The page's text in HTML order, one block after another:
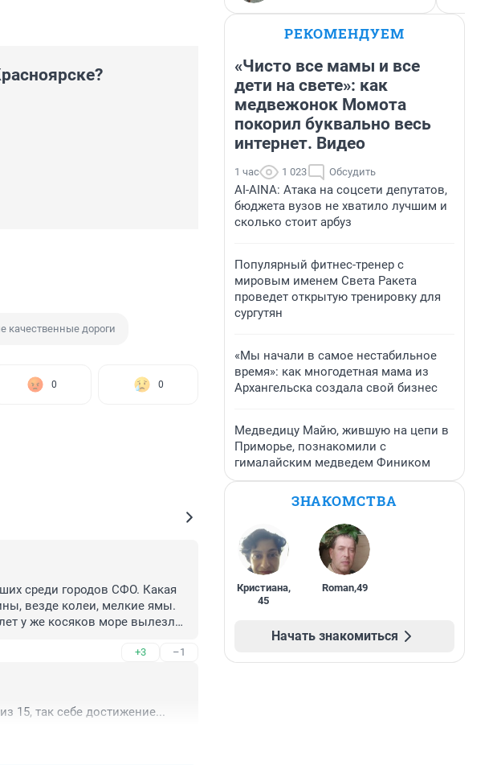
качественные дороги
0 0
среди городов СФО. Какая
везде колеи, мелкие ямы.
у же косяков море вылезло,
косяков больше. Отдельное
мэр и отсутствие
и
+3 –1
15, так себе достижение...
РЕКОМЕНДУЕМ
«Чисто все мамы и все
дети на свете»: как
медвежонок Момота
покорил буквально весь
интернет. Видео
1 час 1 023 Обсудить
AI-AINA: Атака на соцсети депутатов,
бюджета вузов не хватило лучшим и
сколько стоит арбуз
Популярный фитнес-тренер с
мировым именем Света Ракета
проведет открытую тренировку для
сургутян
«Мы начали в самое нестабильное
время»: как многодетная мама из
Архангельска создала свой бизнес
Медведицу Майю, жившую на цепи в
Приморье, познакомили с
гималайским медведем Фиником
ЗНАКОМСТВА
Кристиана,
45
Roman,49
Начать знакомиться